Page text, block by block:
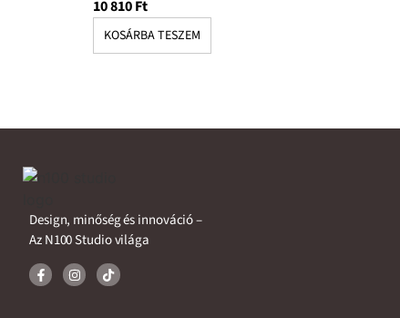
10 810Ft
KOSÁRBA TESZEM
Design, minőség és innováció –
Az N100 Studio világa